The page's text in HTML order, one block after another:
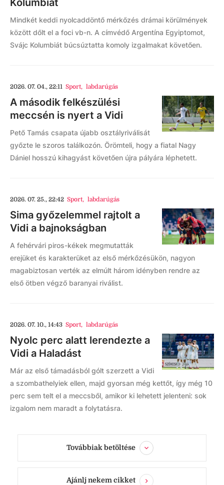
Mindkét keddi nyolcaddöntő mérkőzés drámai körülmények
között dőlt el a foci vb-n. A címvédő Argentína Egyiptomot,
Svájc Kolumbiát búcsúztatta komoly izgalmakat követően.
2026. 07. 04., 22:11 Sport, labdarúgás
A második felkészülési
meccsén is nyert a Vidi
Pető Tamás csapata újabb osztályriválisát
győzte le szoros találkozón. Örömteli, hogy a fiatal Nagy
Dániel hosszú kihagyást követően újra pályára léphetett.
2026. 07. 25., 22:42 Sport, labdarúgás
Sima győzelemmel rajtolt a
Vidi a bajnokságban
A fehérvári piros-kékek megmutatták
erejüket és karakterüket az első mérkőzésükön, nagyon
magabiztosan verték az elmúlt három idényben rendre az
első ötben végző baranyai riválist.
2026. 07. 10., 14:43 Sport, labdarúgás
Nyolc perc alatt lerendezte a
Vidi a Haladást
Már az első támadásból gólt szerzett a Vidi
a szombathelyiek ellen, majd gyorsan még kettőt, így még 10
perc sem telt el a meccsből, amikor ki lehetett jelenteni: sok
izgalom nem maradt a folytatásra.
Továbbiak betöltése
Ajánlj nekem cikket